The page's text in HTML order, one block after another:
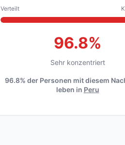
Verteilt
96.8%
Sehr konzentriert
96.8% der Personen mit diesem
leben in Peru